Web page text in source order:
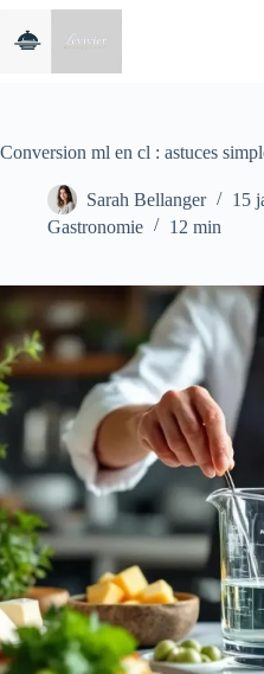
contenu
Conversion ml en cl : astuces
Sarah Bellanger
15
Gastronomie
12 min